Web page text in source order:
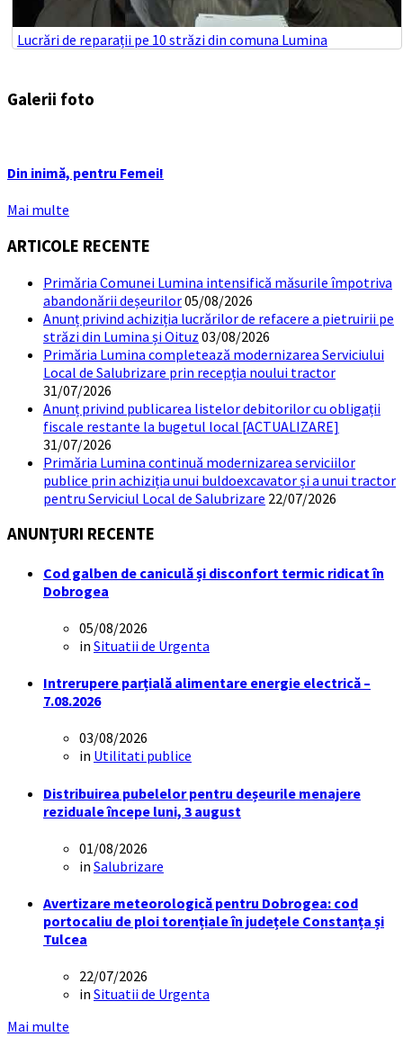
Lucrări de reparații pe 10 străzi din comuna Lumina
Galerii foto
Din inimă, pentru Femei!
Mai multe
ARTICOLE RECENTE
Primăria Comunei Lumina intensifică măsurile împotriva
abandonării deșeurilor05/08/2026
Anunț privind achiziția lucrărilor de refacere a pietruirii pe
străzi din Lumina și Oituz 03/08/2026
Primăria Lumina completează modernizarea Serviciului
Local de Salubrizare prin recepția noului tractor
31/07/2026
Anunț privind publicarea listelor debitorilor cu obligații
fiscale restante la bugetul local [ACTUALIZARE]
31/07/2026
Primăria Lumina continuă modernizarea serviciilor
publice prin achiziția unui buldoexcavator și a unui tractor
pentru Serviciul Local de Salubrizare 22/07/2026
ANUNȚURI RECENTE
Cod galben de caniculă și disconfort termic ridicat în
Dobrogea
05/08/2026
in Situatii de Urgenta
Intrerupere parțială alimentare energie electrică –
7.08.2026
03/08/2026
in Utilitati publice
Distribuirea pubelelor pentru deșeurile menajere
reziduale începe luni, 3 august
01/08/2026
in Salubrizare
Avertizare meteorologică pentru Dobrogea: cod
portocaliu de ploi torențiale în județele Constanța și
Tulcea
22/07/2026
in Situatii de Urgenta
Mai multe